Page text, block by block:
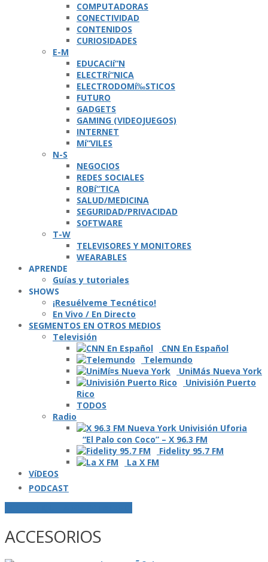
COMPUTADORAS
CONECTIVIDAD
CONTENIDOS
CURIOSIDADES
E-M
EDUCACIí“N
ELECTRí“NICA
ELECTRODOMí‰STICOS
FUTURO
GADGETS
GAMING (VIDEOJUEGOS)
INTERNET
Mí“VILES
N-S
NEGOCIOS
REDES SOCIALES
ROBí“TICA
SALUD/MEDICINA
SEGURIDAD/PRIVACIDAD
SOFTWARE
T-W
TELEVISORES Y MONITORES
WEARABLES
APRENDE
Guí­as y tutoriales
SHOWS
¡Resuélveme Tecnético!
En Vivo / En Directo
SEGMENTOS EN OTROS MEDIOS
Televisión
CNN En Español
Telemundo
UniMás Nueva York
Univisión Puerto
Rico
TODOS
Radio
“El Palo con Coco” – X 96.3 FM
Fidelity 95.7 FM
La X FM
VíDEOS
PODCAST
ACCESORIOS